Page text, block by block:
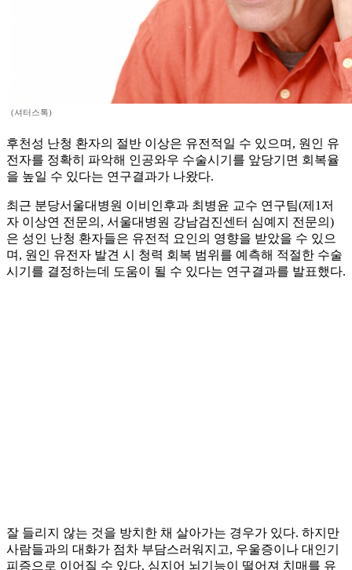
(셔터스톡)
후천성 난청 환자의 절반 이상은 유전적일 수 있으며, 원인 유
전자를 정확히 파악해 인공와우 수술시기를 앞당기면 회복율
을 높일 수 있다는 연구결과가 나왔다.
최근 분당서울대병원 이비인후과 최병윤 교수 연구팀(제1저
자 이상연 전문의, 서울대병원 강남검진센터 심예지 전문의)
은 성인 난청 환자들은 유전적 요인의 영향을 받았을 수 있으
며, 원인 유전자 발견 시 청력 회복 범위를 예측해 적절한 수술
시기를 결정하는데 도움이 될 수 있다는 연구결과를 발표했다.
잘 들리지 않는 것을 방치한 채 살아가는 경우가 있다. 하지만
사람들과의 대화가 점차 부담스러워지고, 우울증이나 대인기
피증으로 이어질 수 있다. 심지어 뇌기능이 떨어져 치매를 유